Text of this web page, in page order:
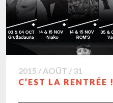
2015 / AOÛT / 31
C’EST LA RENTRÉE !